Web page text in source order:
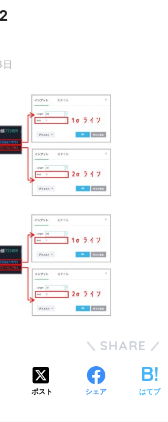
SHARE
ポスト シェア はてブ